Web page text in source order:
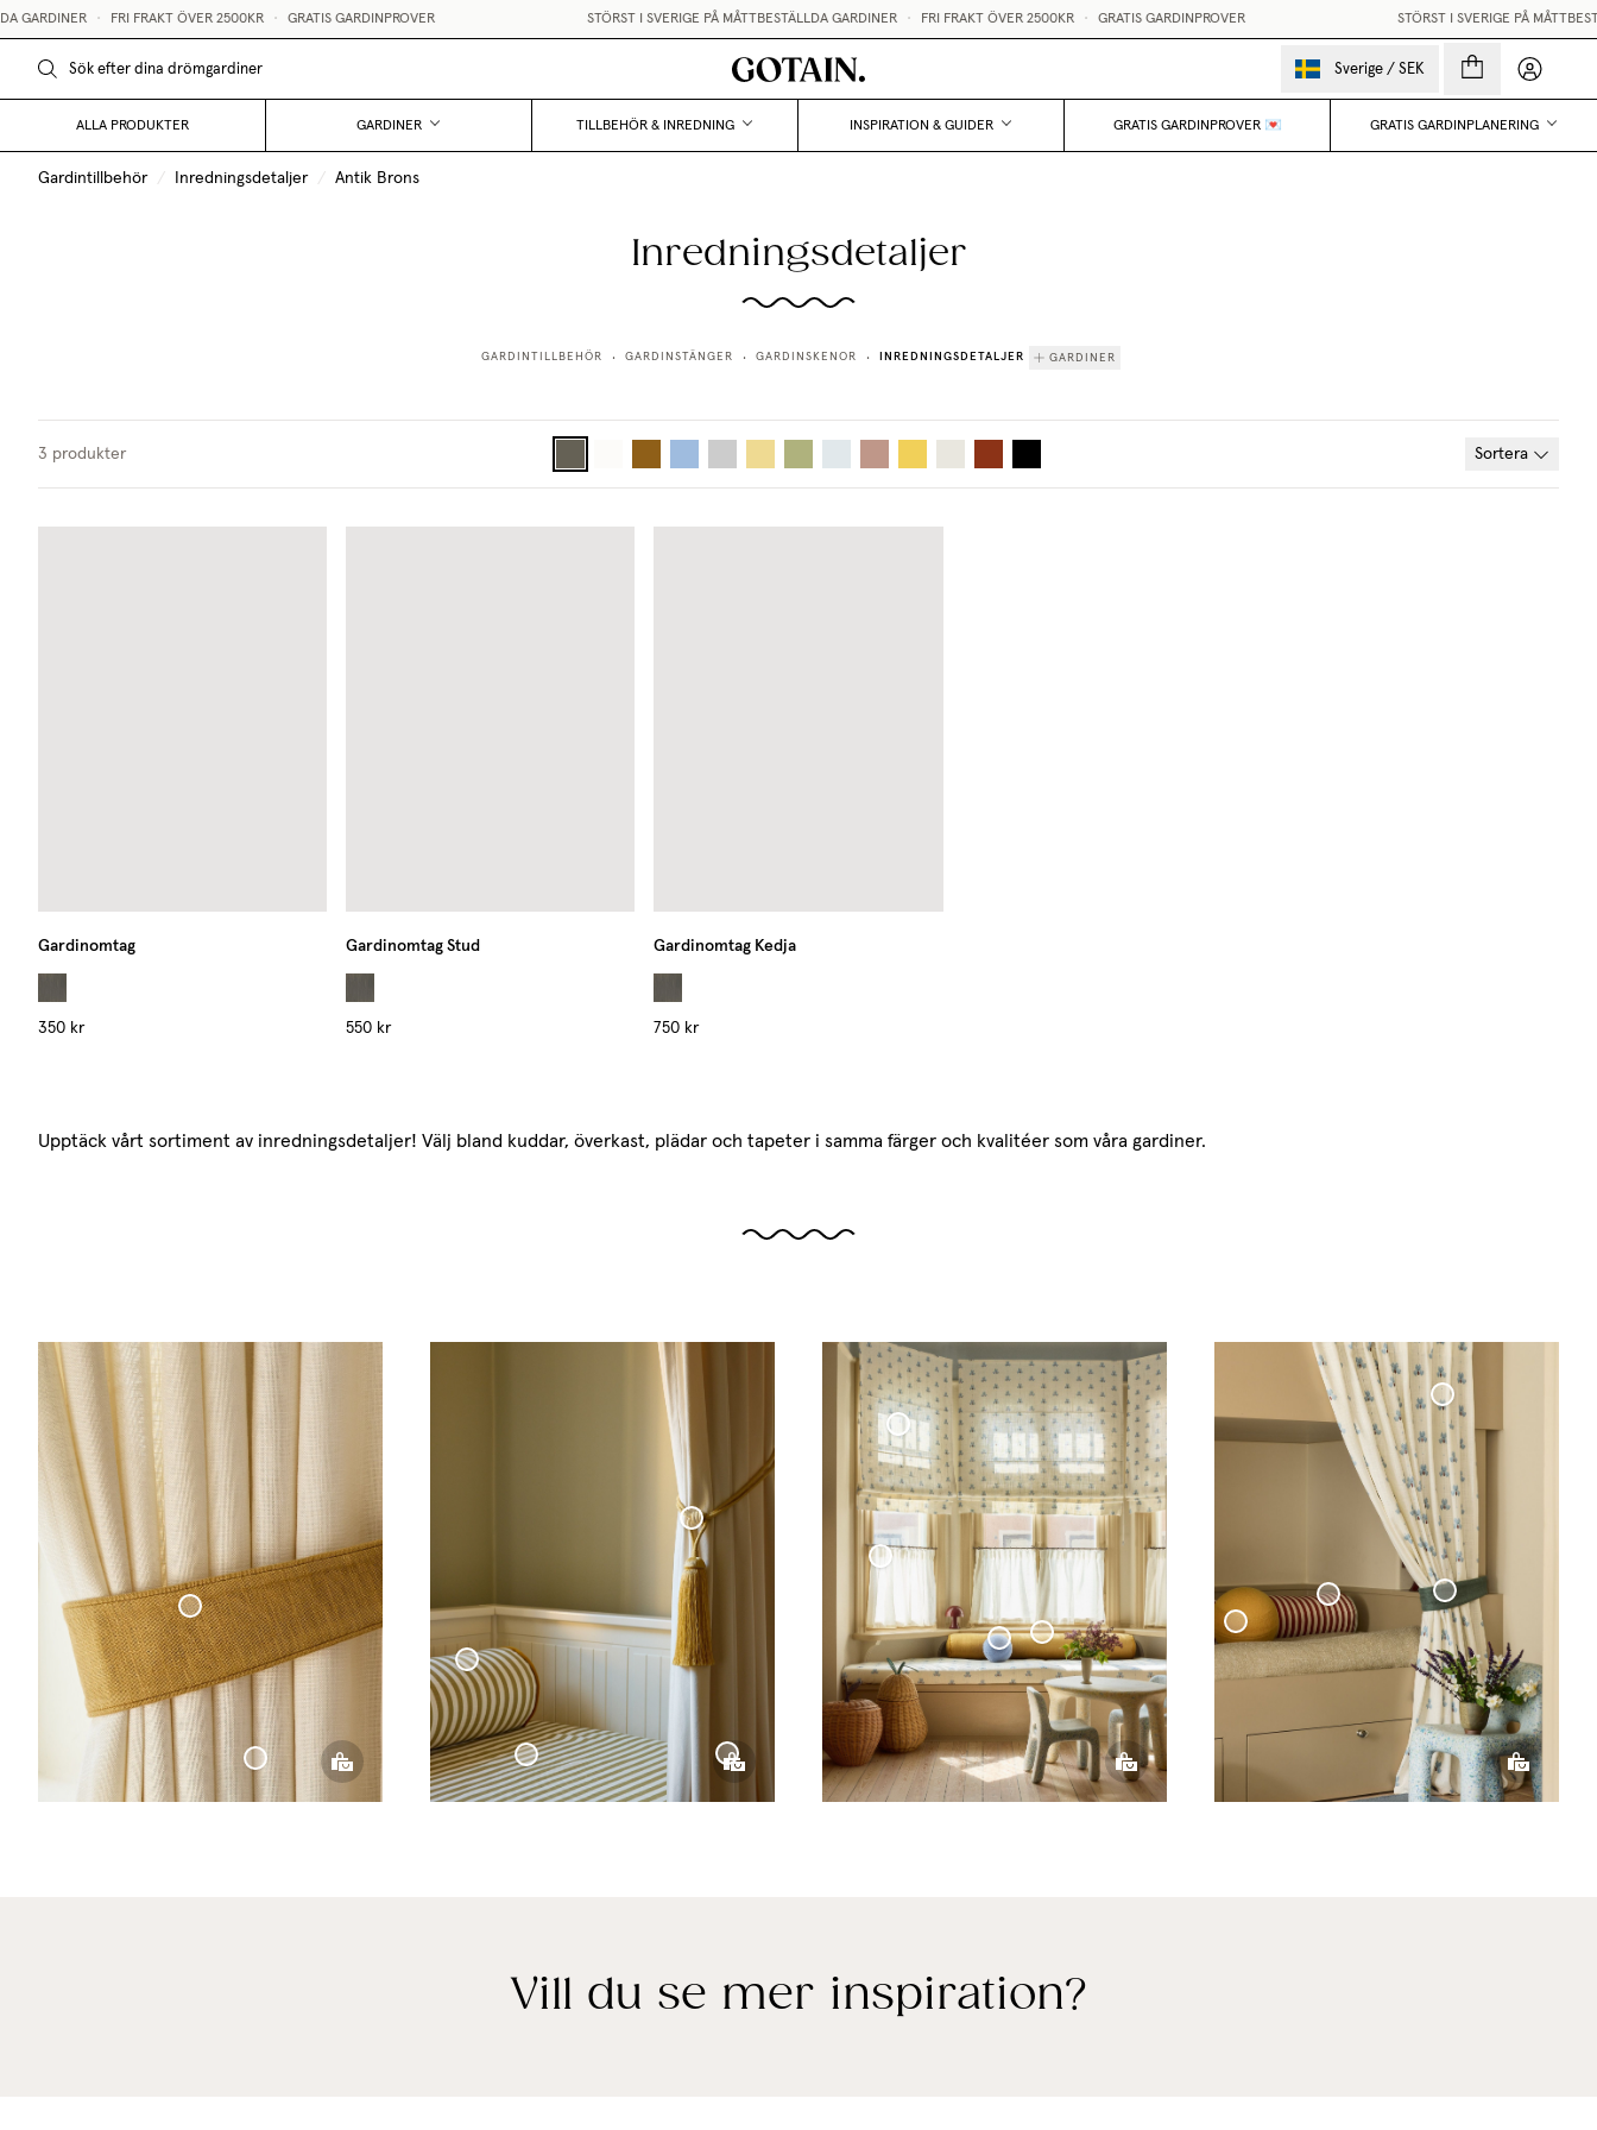
• FRI FRAKT ÖVER 2500KR • GRATIS GARDINPROVER STÖRST I SVERIGE PÅ MÅTTBESTÄLLDA GARDINER • FRI FRAKT ÖVER 2500KR • GRATIS GARDINPROVER STÖRST I SVERIGE PÅ
Sverige / SEK Mina
ALLA PRODUKTER GARDINER TILLBEHÖR & INREDNING INSPIRATION & GUIDER GRATIS GARDINPROVER 💌 GRATIS GARDINPLANERING
Gardintillbehör / Inredningsdetaljer / Antik Brons
Inredningsdetaljer
GARDINTILLBEHÖR • GARDINSTÄNGER • GARDINSKENOR • INREDNINGSDETALJER GARDINER
3 produkter Sortera
Gardinomtag
350 kr
Gardinomtag Stud
550 kr
Gardinomtag Kedja
750 kr
Upptäck vårt sortiment av inredningsdetaljer! Välj bland kuddar, överkast, plädar och tapeter i samma färger och kvalitéer som våra gardiner.
Gardinomtag Vävd Linne
Vävd Linnegardin
Kudde Cylinder Cottage Collection
Överkast Cottage Collection
Gardinomtag Tassel
Sammetsgardin
Kudde Klot Mini
Kudde Cylinder Vävd Linne
Hissgardin Vävd Linne Cottage Collection
Cafégardin med Ringar Vävd Linne
Gardinomtag Vävd Linne
Kudde Klot
Kudde Cylinder Cottage Collection
Vävd Linnegardin Cottage Collection
Vill du se mer inspiration?